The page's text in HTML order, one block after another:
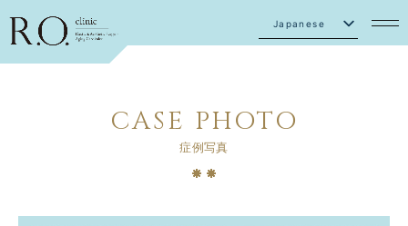
Japanese
CASE PHOTO
症例写真